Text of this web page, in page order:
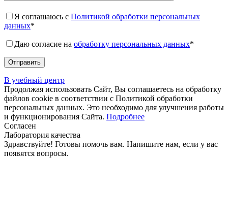
Я соглашаюсь с Политикой обработки персональных
данных*
Даю согласие на обработку персональных данных*
В учебный центр
Продолжая использовать Сайт, Вы соглашаетесь на обработку
файлов cookie в соответствии с Политикой обработки
персональных данных. Это необходимо для улучшения работы
и функционирования Сайта. Подробнее
Согласен
Лаборатория качества
Здравствуйте! Готовы помочь вам. Напишите нам, если у вас
появятся вопросы.